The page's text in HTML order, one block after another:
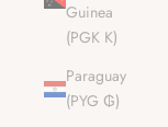
Guinea
(PGK K)
Paraguay
(PYG ₲)